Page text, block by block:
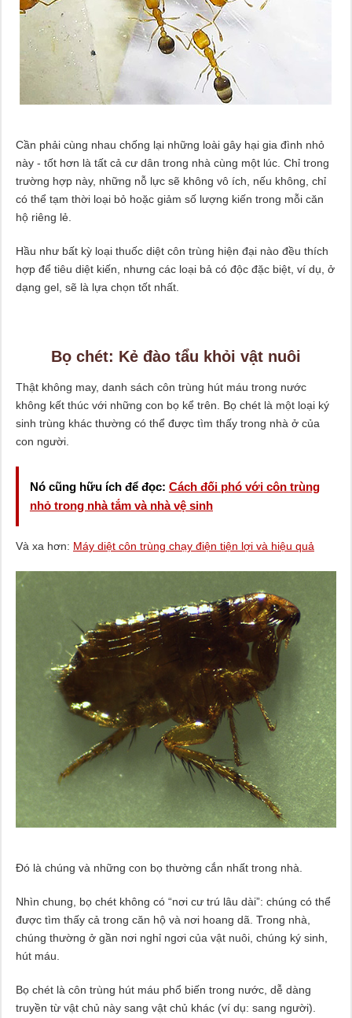
Cần phải cùng nhau chống lại những loài gây hại gia đình nhỏ
này - tốt hơn là tất cả cư dân trong nhà cùng một lúc. Chỉ trong
trường hợp này, những nỗ lực sẽ không vô ích, nếu không, chỉ
có thể tạm thời loại bỏ hoặc giảm số lượng kiến ​​trong mỗi căn
hộ riêng lẻ.
Hầu như bất kỳ loại thuốc diệt côn trùng hiện đại nào đều thích
hợp để tiêu diệt kiến, nhưng các loại bả có độc đặc biệt, ví dụ, ở
dạng gel, sẽ là lựa chọn tốt nhất.
Bọ chét: Kẻ đào tẩu khỏi vật nuôi
Thật không may, danh sách côn trùng hút máu trong nước
không kết thúc với những con bọ kể trên. Bọ chét là một loại ký
sinh trùng khác thường có thể được tìm thấy trong nhà ở của
con người.
Nó cũng hữu ích để đọc: Cách đối phó với côn trùng
nhỏ trong nhà tắm và nhà vệ sinh
Và xa hơn: Máy diệt côn trùng chạy điện tiện lợi và hiệu quả
Đó là chúng và những con bọ thường cắn nhất trong nhà.
Nhìn chung, bọ chét không có “nơi cư trú lâu dài”: chúng có thể
được tìm thấy cả trong căn hộ và nơi hoang dã. Trong nhà,
chúng thường ở gần nơi nghỉ ngơi của vật nuôi, chúng ký sinh,
hút máu.
Bọ chét là côn trùng hút máu phổ biến trong nước, dễ dàng
truyền từ vật chủ này sang vật chủ khác (ví dụ: sang người).